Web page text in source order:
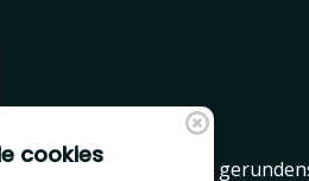
líder en las comarcas
cookies